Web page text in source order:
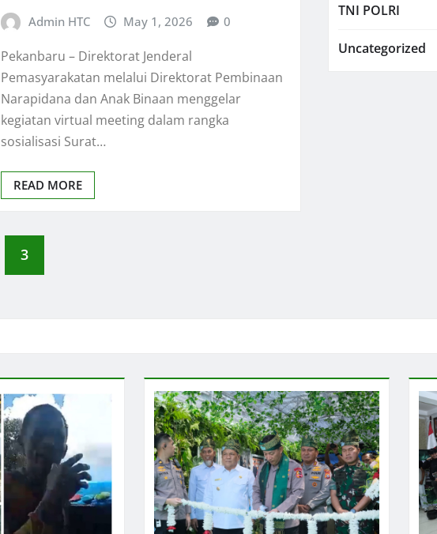
Admin HTC May 1, 2026 0
Pekanbaru – Direktorat Jenderal
Pemasyarakatan melalui Direktorat Pembinaan
Narapidana dan Anak Binaan menggelar
kegiatan virtual meeting dalam rangka
sosialisasi Surat…
READ MORE
3
TNI POLRI
Uncategorized